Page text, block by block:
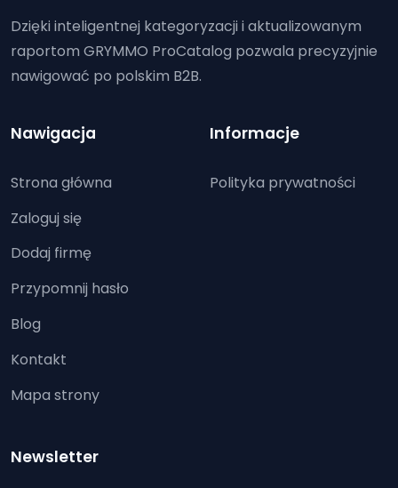
Dzięki inteligentnej kategoryzacji i aktualizowanym
raportom GRYMMO ProCatalog pozwala precyzyjnie
nawigować po polskim B2B.
Nawigacja
Strona główna
Zaloguj się
Dodaj firmę
Przypomnij hasło
Blog
Kontakt
Mapa strony
Informacje
Polityka prywatności
Newsletter